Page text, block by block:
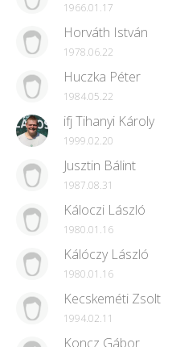
1966.01.17
Horváth István
1978.06.22
Huczka Péter
1984.05.22
ifj Tihanyi Károly
1999.02.20
Jusztin Bálint
1987.08.31
Káloczi László
1980.01.16
Kálóczy László
1980.01.16
Kecskeméti Zsolt
1994.02.11
Koncz Gábor